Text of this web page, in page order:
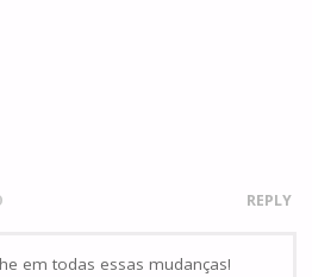
REPLY
em todas essas mudanças!